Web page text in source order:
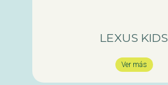
LEXUS KIDS
Ver más